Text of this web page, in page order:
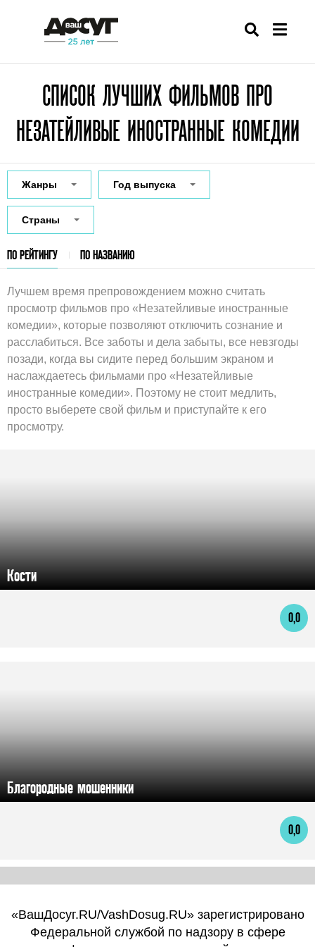
СПИСОК ЛУЧШИХ ФИЛЬМОВ ПРО
НЕЗАТЕЙЛИВЫЕ ИНОСТРАННЫЕ КОМЕДИИ
Жанры Год выпуска
Страны
ПО РЕЙТИНГУ ПО НАЗВАНИЮ
Лучшем время препровождением можно считать
просмотр фильмов про «Незатейливые иностранные
комедии», которые позволяют отключить сознание и
расслабиться. Все заботы и дела забыты, все невзгоды
позади, когда вы сидите перед большим экраном и
наслаждаетесь фильмами про «Незатейливые
иностранные комедии». Поэтому не стоит медлить,
просто выберете свой фильм и приступайте к его
просмотру.
Кости
0,0
Благородные мошенники
0,0
«ВашДосуг.RU/VashDosug.RU» зарегистрировано
Федеральной службой по надзору в сфере